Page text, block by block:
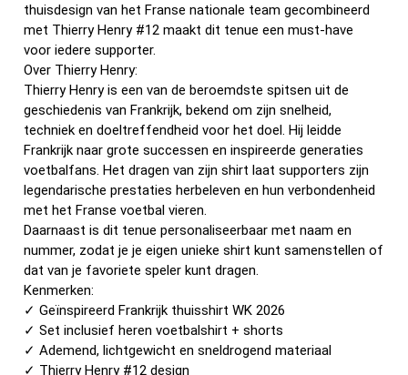
thuisdesign van het Franse nationale team gecombineerd
met Thierry Henry #12 maakt dit tenue een must-have
voor iedere supporter.
Over Thierry Henry:
Thierry Henry is een van de beroemdste spitsen uit de
geschiedenis van Frankrijk, bekend om zijn snelheid,
techniek en doeltreffendheid voor het doel. Hij leidde
Frankrijk naar grote successen en inspireerde generaties
voetbalfans. Het dragen van zijn shirt laat supporters zijn
legendarische prestaties herbeleven en hun verbondenheid
met het Franse voetbal vieren.
Daarnaast is dit tenue personaliseerbaar met naam en
nummer, zodat je je eigen unieke shirt kunt samenstellen of
dat van je favoriete speler kunt dragen.
Kenmerken:
✓ Geïnspireerd Frankrijk thuisshirt WK 2026
✓ Set inclusief heren voetbalshirt + shorts
✓ Ademend, lichtgewicht en sneldrogend materiaal
✓ Thierry Henry #12 design